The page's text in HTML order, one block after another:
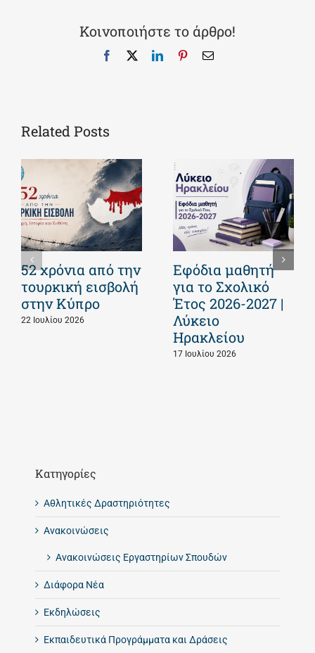
Κοινοποιήστε το άρθρο!
Facebook LinkedInPinterestEmail
Related Posts
52 χρόνια από την
τουρκική εισβολή
στην Κύπρο
22 Ιουλίου 2026
Εφόδια μαθητή
για το Σχολικό
Έτος 2026-2027 |
Λύκειο
Ηρακλείου
17 Ιουλίου 2026
Kατηγορίες
Αθλητικές Δραστηριότητες
Ανακοινώσεις
Ανακοινώσεις Εργαστηρίων Σπουδών
Διάφορα Νέα
Εκδηλώσεις
Εκπαιδευτικά Προγράμματα και Δράσεις